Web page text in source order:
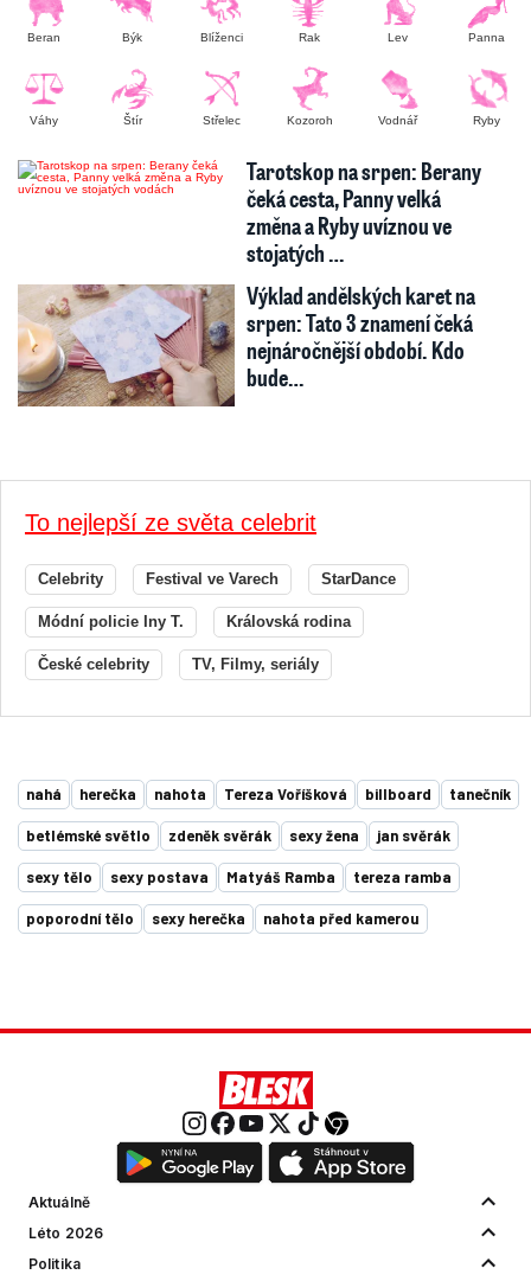
Beran Býk Blíženci Rak Lev Panna
Váhy Štír Střelec Kozoroh Vodnář Ryby
Tarotskop na srpen: Berany
čeká cesta, Panny velká
změna a Ryby uvíznou ve
stojatých …
Výklad andělských karet na
srpen: Tato 3 znamení čeká
nejnáročnější období. Kdo
bude…
To nejlepší ze světa celebrit
Celebrity Festival ve Varech StarDance
Módní policie Iny T. Královská rodina
České celebrity TV, Filmy, seriály
nahá herečka nahota Tereza Voříšková billboard tanečník
betlémské světlo zdeněk svěrák sexy žena jan svěrák
sexy tělo sexy postava Matyáš Ramba tereza ramba
poporodní tělo sexy herečka nahota před kamerou
Aktuálně
Léto 2026
Politika